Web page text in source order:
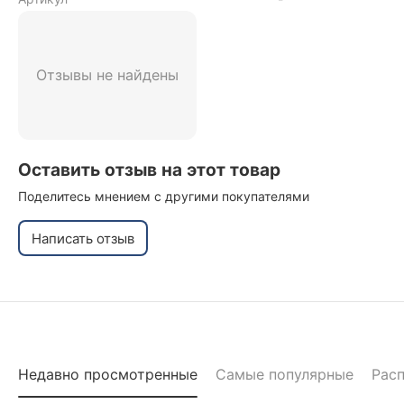
Отзывы не найдены
Оставить отзыв на этот товар
Поделитесь мнением с другими покупателями
Написать отзыв
Недавно просмотренные Самые популярные